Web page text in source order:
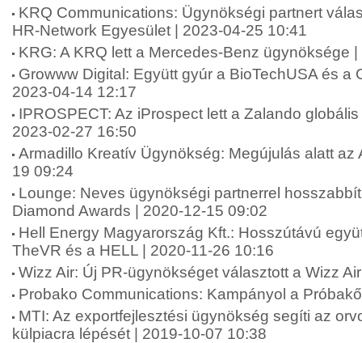
KRQ Communications: Ügynökségi partnert
HR-Network Egyesület | 2023-04-25 10:41
KRG: A KRQ lett a Mercedes-Benz ügynöksége
Growww Digital: Együtt gyúr a BioTechUSA és a
2023-04-14 12:17
IPROSPECT: Az iProspect lett a Zalando
2023-02-27 16:50
Armadillo Kreatív Ügynökség: Megújulás alatt az
19 09:24
Lounge: Neves ügynökségi partnerrel
Diamond Awards | 2020-12-15 09:02
Hell Energy Magyarország Kft.: Hosszútávú
TheVR és a HELL | 2020-11-26 10:16
Wizz Air: Új PR-ügynökséget választott a Wizz
Probako Communications: Kampányol a
MTI: Az exportfejlesztési ügynökség segíti az
külpiacra lépését | 2019-10-07 10:38